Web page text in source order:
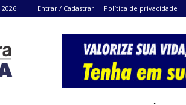
Entrar / Cadastrar Política de privacidade